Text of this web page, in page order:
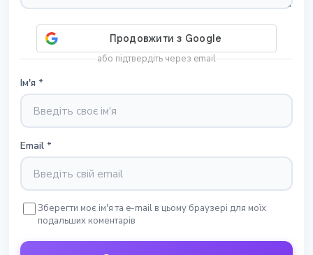
або підтвердіть через email
Ім'я *
Email *
Зберегти моє ім'я та e-mail в цьому браузері для моїх
подальших коментарів